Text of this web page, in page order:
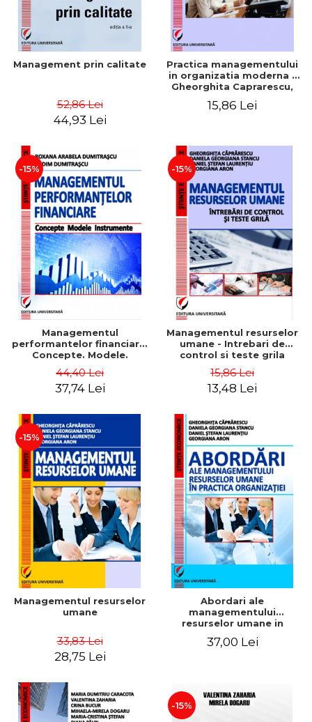
Management prin calitate
52,86 Lei
44,93 Lei
Practica managementului
in organizatia moderna -
Gheorghita Caprarescu,
Georgiana Aron
15,86 Lei
-15%
Managementul
performantelor financiare.
Concepte. Modele.
44,40 Lei
37,74 Lei
-15%
Managementul resurselor
umane - Intrebari de
control si teste grila
15,86 Lei
13,48 Lei
-15%
Managementul resurselor
umane
33,83 Lei
28,75 Lei
Abordari ale
managementului
resurselor umane in
37,00 Lei
-15%